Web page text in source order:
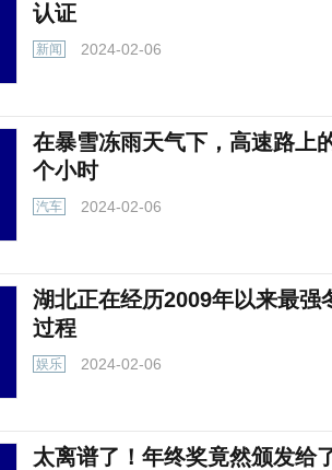
认证
新闻 2024-02-06
在暴雪冻雨天气下，高速路上
个小时
汽车 2024-02-06
湖北正在经历2009年以来最强
过程
娱乐 2024-02-06
太离谱了！年终奖竟然颁发给